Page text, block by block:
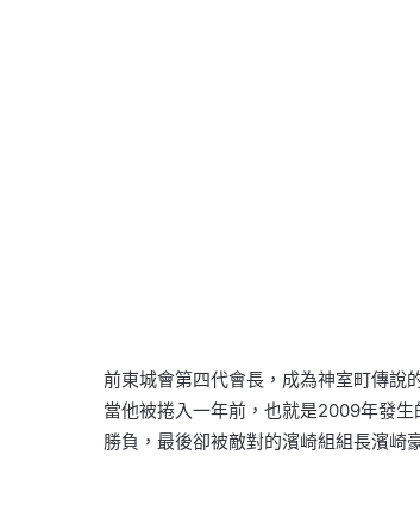
前東城會第四代會長，成為神室町傳說
當他被捲入一年前，也就是2009年發
勝負，最後卻被敵對的濱崎組組長濱崎